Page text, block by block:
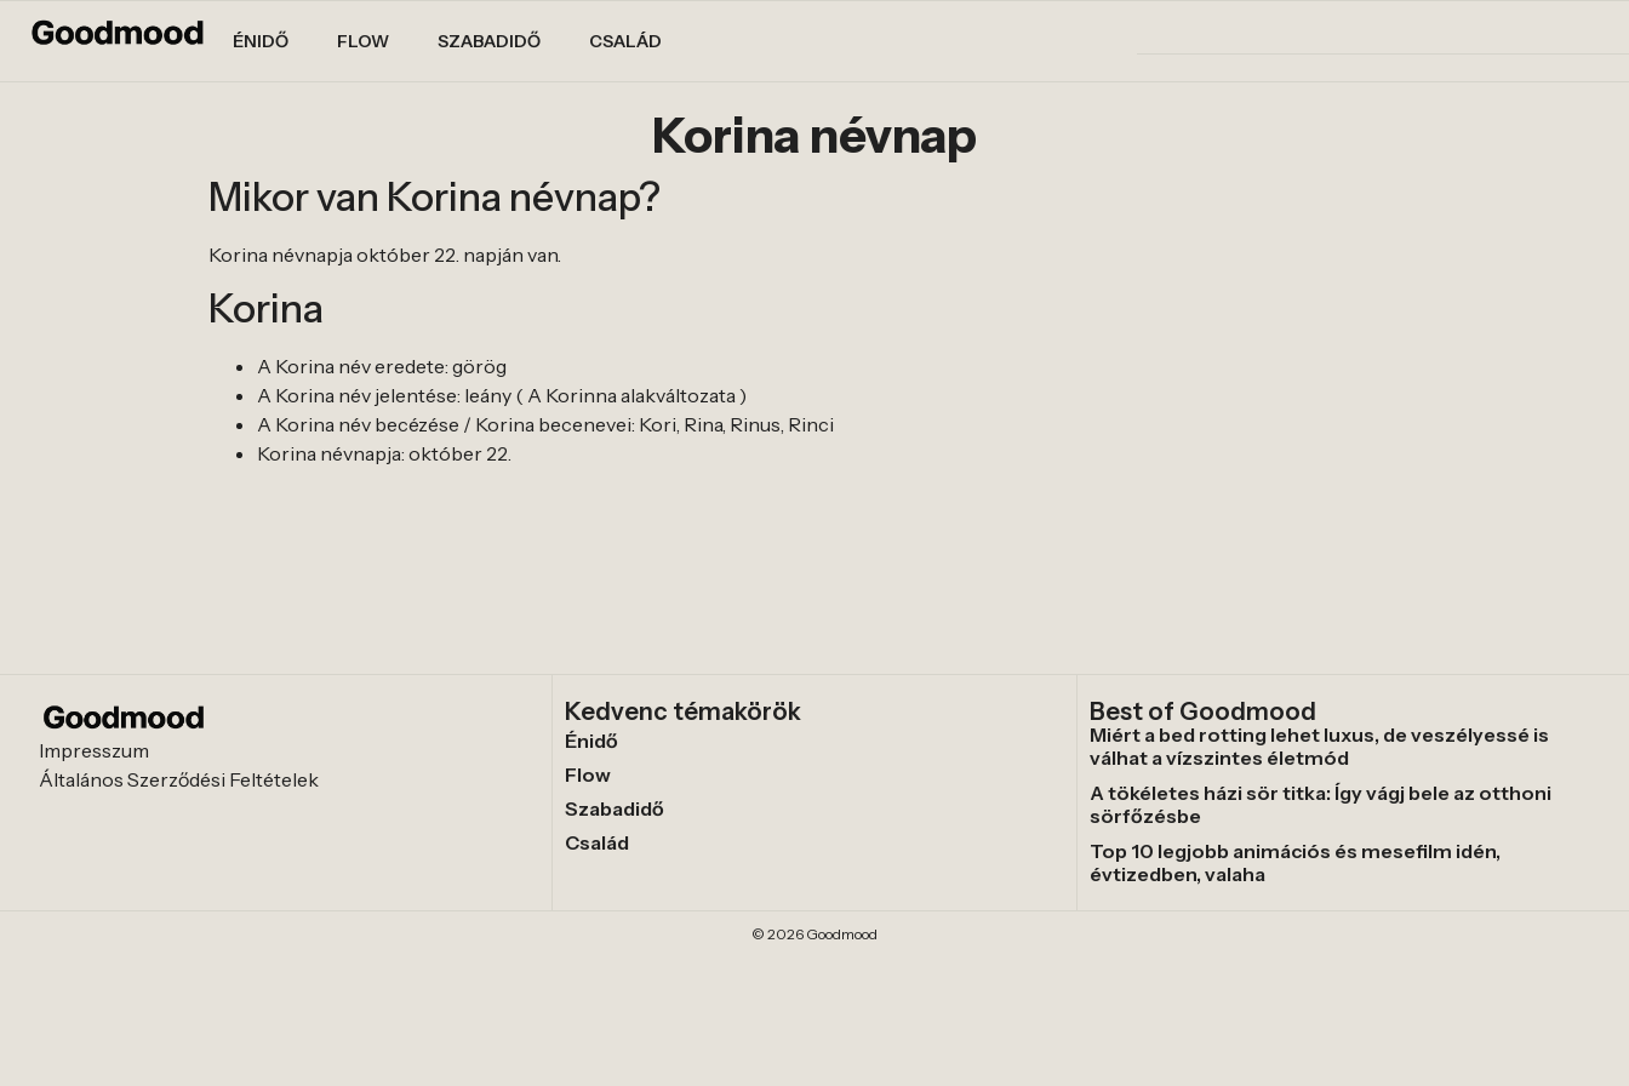
ÉNIDŐ FLOW SZABADIDŐ CSALÁD
Korina névnap
Mikor van Korina névnap?
Korina névnapja október 22. napján van.
Korina
A Korina név eredete: görög
A Korina név jelentése: leány ( A Korinna alakváltozata )
A Korina név becézése / Korina becenevei: Kori, Rina, Rinus, Rinci
Korina névnapja: október 22.
Impresszum
Általános Szerződési Feltételek
Kedvenc témakörök
Énidő
Flow
Szabadidő
Család
Best of Goodmood
Miért a bed rotting lehet luxus, de veszélyessé is
válhat a vízszintes életmód
A tökéletes házi sör titka: Így vágj bele az otthoni
sörfőzésbe
Top 10 legjobb animációs és mesefilm idén,
évtizedben, valaha
© 2026 Goodmood